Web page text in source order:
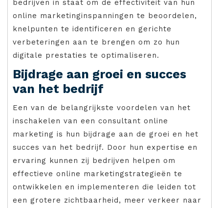
bedrijven in staat om de effectiviteit van hun
online marketinginspanningen te beoordelen,
knelpunten te identificeren en gerichte
verbeteringen aan te brengen om zo hun
digitale prestaties te optimaliseren.
Bijdrage aan groei en succes
van het bedrijf
Een van de belangrijkste voordelen van het
inschakelen van een consultant online
marketing is hun bijdrage aan de groei en het
succes van het bedrijf. Door hun expertise en
ervaring kunnen zij bedrijven helpen om
effectieve online marketingstrategieën te
ontwikkelen en implementeren die leiden tot
een grotere zichtbaarheid, meer verkeer naar